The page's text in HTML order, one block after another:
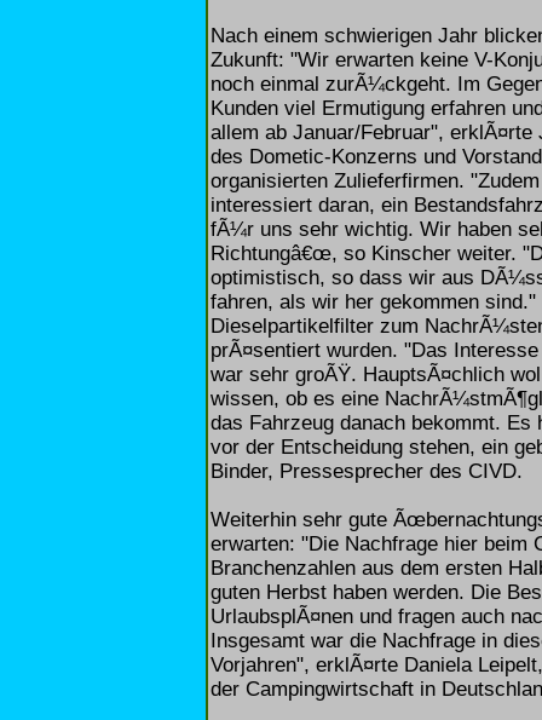
Nach einem schwierigen Jahr
Zukunft: "Wir erwarten keine V-
noch einmal zurÃ¼ckgeht. Im
Kunden viel Ermutigung erfahren
allem ab Januar/Februar",
des Dometic-Konzerns und
organisierten Zulieferfirmen.
interessiert daran, ein
fÃ¼r uns sehr wichtig. Wir haben
Richtungâ€œ, so Kinscher weiter.
optimistisch, so dass wir aus
fahren, als wir her gekommen
Dieselpartikelfilter zum
prÃ¤sentiert wurden. "Das
war sehr groÃŸ. HauptsÃ¤chlich
wissen, ob es eine
das Fahrzeug danach bekommt.
vor der Entscheidung stehen, ein
Binder, Pressesprecher des CIVD.
Weiterhin sehr gute
erwarten: "Die Nachfrage hier beim
Branchenzahlen aus dem ersten
guten Herbst haben werden. Die
UrlaubsplÃ¤nen und fragen auch
Insgesamt war die Nachfrage in
Vorjahren", erklÃ¤rte Daniela
der Campingwirtschaft in